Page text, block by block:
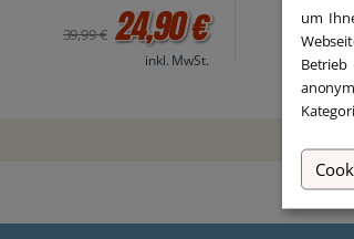
39,99 € 24,90 €
inkl. MwSt.
um